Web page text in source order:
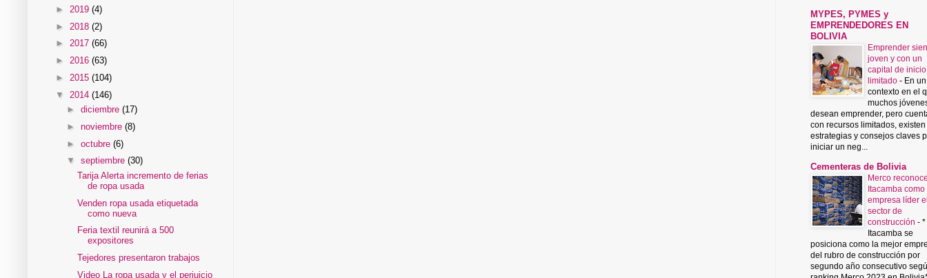
► 2019 (4)
► 2018 (2)
► 2017 (66)
► 2016 (63)
► 2015 (104)
▼ 2014 (146)
► diciembre (17)
► noviembre (8)
► octubre (6)
▼ septiembre (30)
Tarija Alerta incremento de ferias
de ropa usada
Venden ropa usada etiquetada
como nueva
Feria textil reunirá a 500
expositores
Tejedores presentaron trabajos
Video La ropa usada y el perjuicio
MYPES, PYMES y
EMPRENDEDORES EN
BOLIVIA
Emprender
joven y con un
capital de inicio
limitado - En un
contexto en el
muchos
desean emprender, pero
con recursos limitados, existen
estrategias y consejos claves
iniciar un neg...
Cementeras de Bolivia
Merco
Itacamba como
empresa líder
sector de
construcción - *
Itacamba se
posiciona como la mejor
del rubro de construcción por
segundo año consecutivo